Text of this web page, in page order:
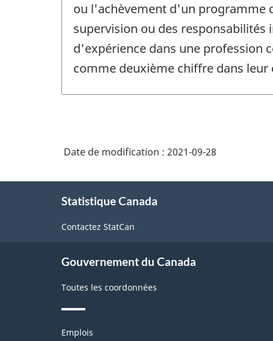
ou l'achèvement d'un programme
supervision ou des
d'expérience dans une profession
comme deuxième chiffre dans leur
Date de modification : 2021-09-28
Statistique Canada
Contactez StatCan
Gouvernement du Canada
Toutes les coordonnées
Thèmes
Emplois